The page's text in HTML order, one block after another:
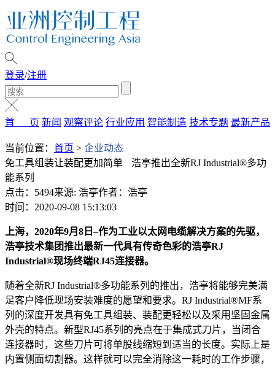
登录/注册
首 页 新闻 观察评论 行业应用 智能制造 技术专题 最新产品
当前位置： 首页 > 企业动态
免工具组装让装配更加简单 浩亭推出全新RJ Industrial®多功
能系列
点击：5494来源: 浩亭作者：浩亭
时间：2020-09-08 15:13:03
上海，2020年9月8日–作为工业以太网电缆解决方案的先驱，
浩亭技术集团推出最新一代具有传奇色彩的浩亭RJ
Industrial®现场终端RJ45连接器。
随着全新RJ Industrial®多功能系列的推出，浩亭将能够完美满
足客户降低现场安装难度的愿望和要求。RJ Industrial®MF系
列的深度开发具有免工具组装、装配更轻松以及采用坚固金属
外壳的特点。新型RJ45系列的亮点在于集成式刀片，当闭合
连接器时，这些刀片可将单股线缩短到适当的长度。实际上是
内置侧面切割器。这样就可以完全消除这一耗时的工作步骤，